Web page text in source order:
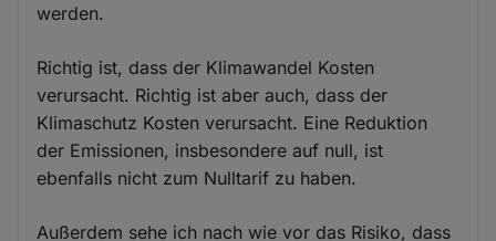
werden.
Richtig ist, dass der Klimawandel Kosten
verursacht. Richtig ist aber auch, dass der
Klimaschutz Kosten verursacht. Eine Reduktion
der Emissionen, insbesondere auf null, ist
ebenfalls nicht zum Nulltarif zu haben.
Außerdem sehe ich nach wie vor das Risiko, dass